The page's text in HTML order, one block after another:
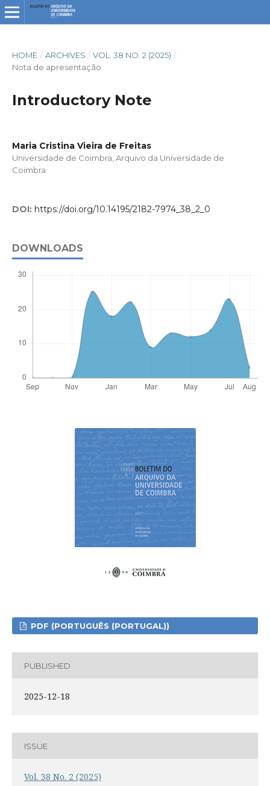
HOME / ARCHIVES / VOL. 38 NO. 2 (2025) /
Nota de apresentação
Introductory Note
Maria Cristina Vieira de Freitas
Universidade de Coimbra, Arquivo da Universidade de
Coimbra
DOI: https://doi.org/10.14195/2182-7974_38_2_0
DOWNLOADS
PDF (PORTUGUÊS (PORTUGAL))
PUBLISHED
2025-12-18
ISSUE
Vol. 38 No. 2 (2025)